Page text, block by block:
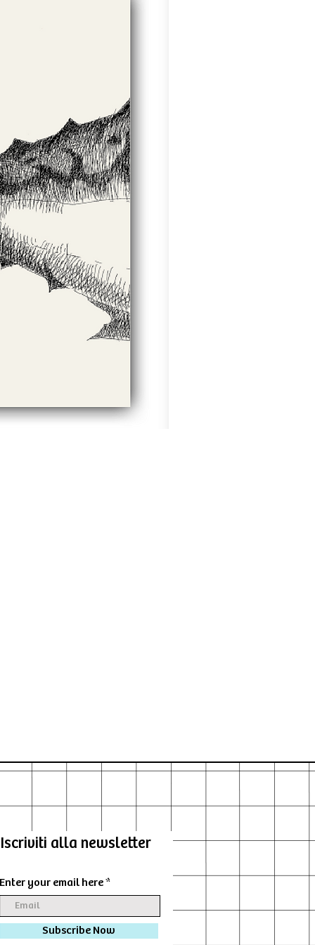
Iscriviti alla newsletter
Enter your email here
Subscribe Now